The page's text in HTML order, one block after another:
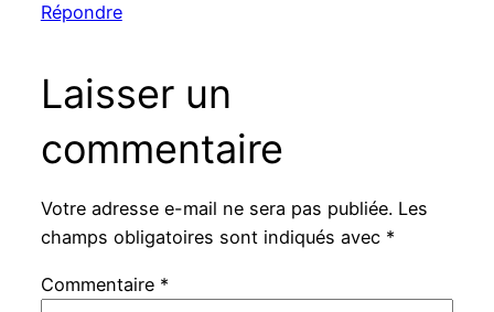
Répondre
Laisser un
commentaire
Votre adresse e-mail ne sera pas publiée. Les
champs obligatoires sont indiqués avec *
Commentaire *